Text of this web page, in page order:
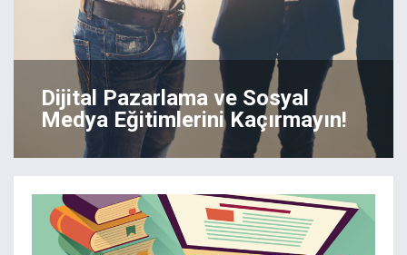
Dijital Pazarlama ve Sosyal
Medya Eğitimlerini Kaçırmayın!